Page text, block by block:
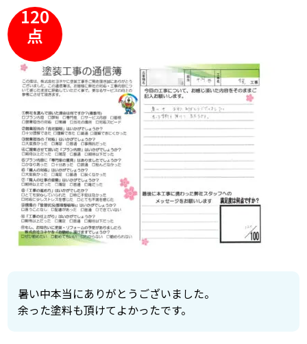
120
点
暑い中本当にありがとうございました。
余った塗料も頂けてよかったです。